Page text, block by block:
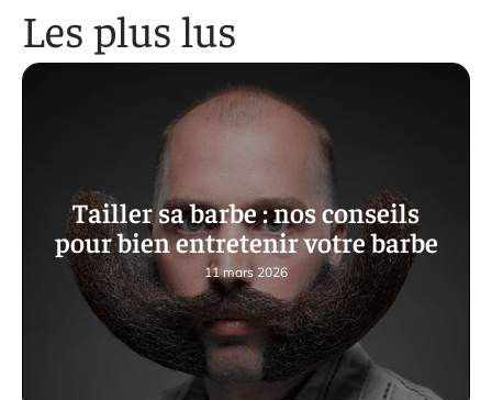
Les plus lus
Tailler sa barbe : nos conseils
pour bien entretenir votre barbe
11 mars 2026